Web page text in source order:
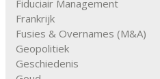
Fiduciair Management
Frankrijk
Fusies & Overnames (M&A)
Geopolitiek
Geschiedenis